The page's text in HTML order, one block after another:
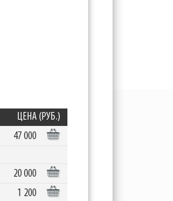
ЦЕНА (РУБ.)
47 000
20 000
1 200